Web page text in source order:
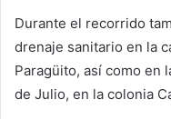
Durante el recorrido
drenaje sanitario en la
Paragüito, así como en
de Julio, en la colonia